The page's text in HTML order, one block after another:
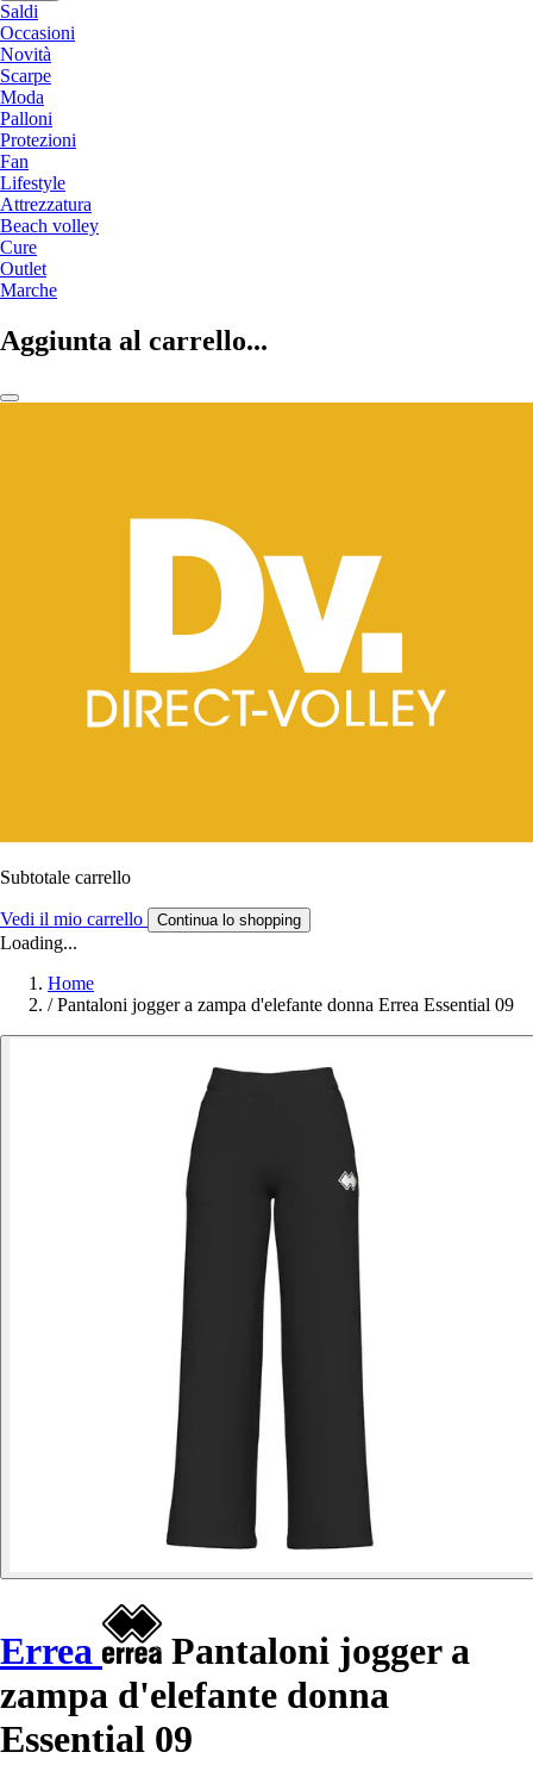
Saldi
Occasioni
Novità
Scarpe
Moda
Palloni
Protezioni
Fan
Lifestyle
Attrezzatura
Beach volley
Cure
Outlet
Marche
Aggiunta al carrello...
Subtotale carrello
Vedi il mio carrello Continua lo shopping
Loading...
Home
/ Pantaloni jogger a zampa d'elefante donna Errea Essential 09
Errea
Pantaloni jogger a
zampa d'elefante donna
Essential 09